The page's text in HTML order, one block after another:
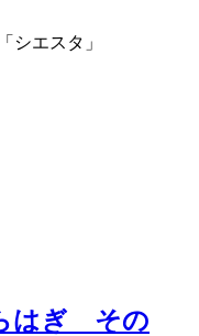
シエスタ」
はぎ その